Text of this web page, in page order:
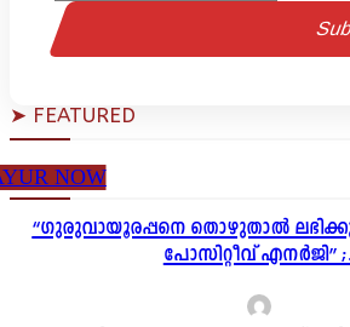
➤ FEATURED
NOW
“ഗുരുവായൂരപ്പനെ തൊഴുതാൽ
പോസിറ്റീവ് എനർജി”